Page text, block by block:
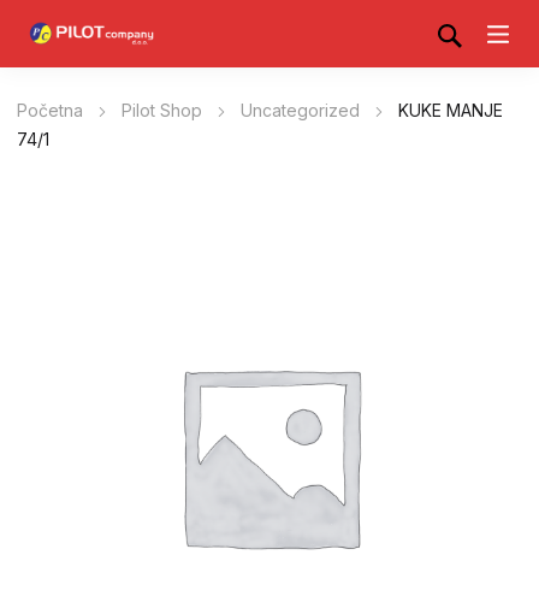
Početna Pilot Shop Uncategorized
KUKE MANJE
74/1